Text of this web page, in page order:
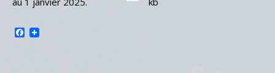
Facebook